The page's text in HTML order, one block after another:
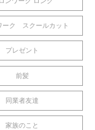
ーク スクールカット
プレゼント
前髪
同業者友達
家族のこと